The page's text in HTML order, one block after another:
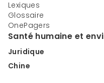
Lexiques
Glossaire
OnePagers
Santé humaine et
Juridique
Chine